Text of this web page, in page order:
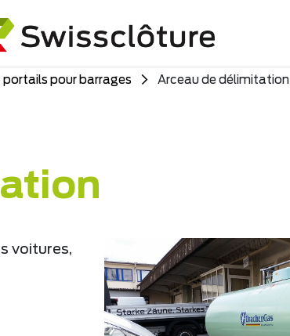
portails pour barrages Arceau de délimitation
voitures,